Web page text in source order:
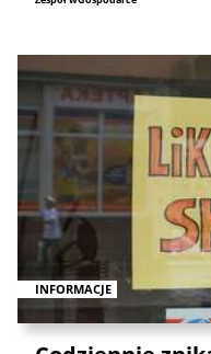
INFORMACJE